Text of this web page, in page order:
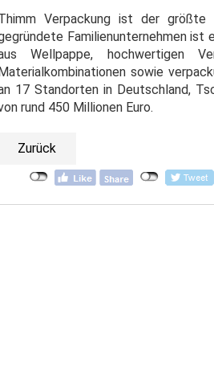
Verpackung ist der größte
Familienunternehmen ist
Wellpappe, hochwertigen
sowie
17 Standorten in Deutschland,
rund 450 Millionen Euro.
Zurück